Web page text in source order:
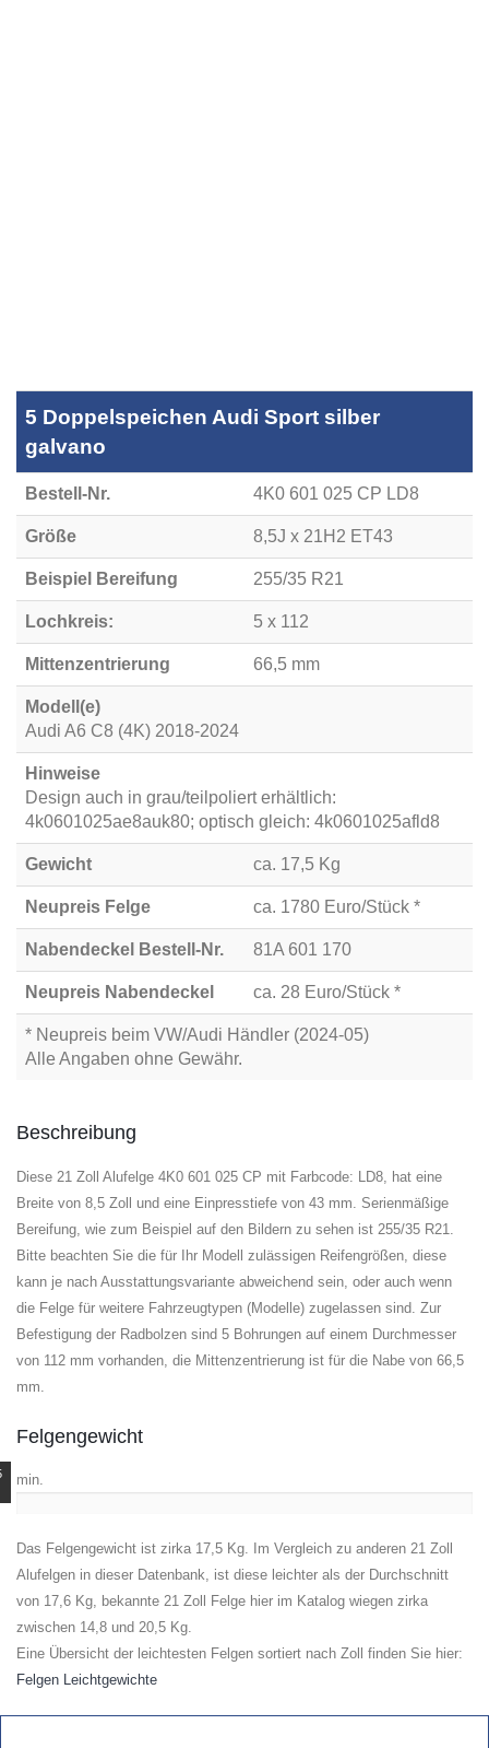
5 Doppelspeichen Audi Sport silber
galvano
Bestell-Nr. 4K0 601 025 CP LD8
Größe 8,5J x 21H2 ET43
Beispiel Bereifung 255/35 R21
Lochkreis: 5 x 112
Mittenzentrierung 66,5 mm
Modell(e)
Audi A6 C8 (4K) 2018-2024
Hinweise
Design auch in grau/teilpoliert erhältlich:
4k0601025ae8auk80; optisch gleich: 4k0601025afld8
Gewicht ca. 17,5 Kg
Neupreis Felge ca. 1780 Euro/Stück *
Nabendeckel Bestell-Nr. 81A 601 170
Neupreis Nabendeckel ca. 28 Euro/Stück *
* Neupreis beim VW/Audi Händler (2024-05)
Alle Angaben ohne Gewähr.
Beschreibung
Diese 21 Zoll Alufelge 4K0 601 025 CP mit Farbcode: LD8, hat eine
Breite von 8,5 Zoll und eine Einpresstiefe von 43 mm. Serienmäßige
Bereifung, wie zum Beispiel auf den Bildern zu sehen ist 255/35 R21.
Bitte beachten Sie die für Ihr Modell zulässigen Reifengrößen, diese
kann je nach Ausstattungsvariante abweichend sein, oder auch wenn
die Felge für weitere Fahrzeugtypen (Modelle) zugelassen sind. Zur
Befestigung der Radbolzen sind 5 Bohrungen auf einem Durchmesser
von 112 mm vorhanden, die Mittenzentrierung ist für die Nabe von 66,5
mm.
Felgengewicht
min.
Das Felgengewicht ist zirka 17,5 Kg. Im Vergleich zu anderen 21 Zoll
Alufelgen in dieser Datenbank, ist diese leichter als der Durchschnitt
von 17,6 Kg, bekannte 21 Zoll Felge hier im Katalog wiegen zirka
zwischen 14,8 und 20,5 Kg.
Eine Übersicht der leichtesten Felgen sortiert nach Zoll finden Sie hier:
Felgen Leichtgewichte